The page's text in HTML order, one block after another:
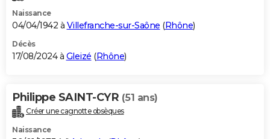
Naissance
04/04/1942 à Villefranche-sur-Saône (Rhône)
Décès
17/08/2024 à Gleizé (Rhône)
Philippe SAINT-CYR (51 ans)
Créer une cagnotte obsèques
Naissance